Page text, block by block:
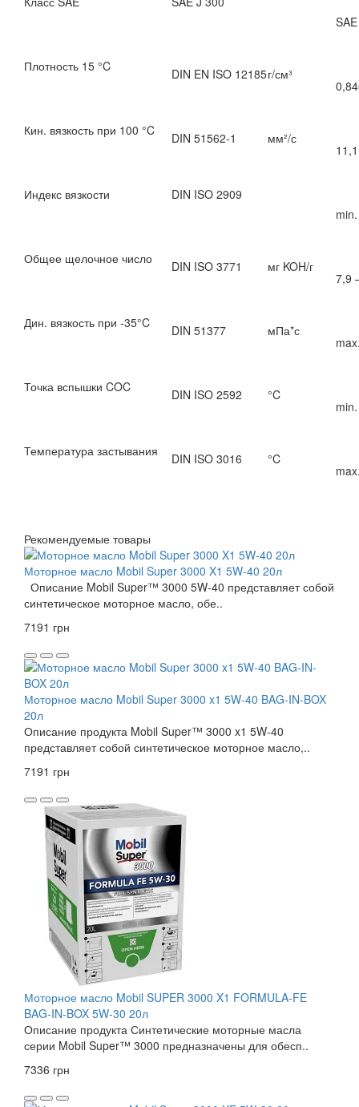
Плотность 15 °C DIN EN ISO 12185г/см³
Кин. вязкость при 100 °C DIN 51562-1 мм²/с
Индекс вязкости
DIN ISO 2909
Общее щелочное число DIN ISO 3771 мг KOH/г
7,9
Дин. вязкость при -35°C DIN 51377 мПа*с
Точка вспышки COC DIN ISO 2592 °C
Температура застывания DIN ISO 3016 °C
Рекомендуемые товары
Моторное масло Mobil Super 3000 X1 5W-40 20л
Описание Mobil Super™ 3000 5W-40 представляет собой
синтетическое моторное масло, обе..
7191 грн
Моторное масло Mobil Super 3000 x1 5W-40 BAG-IN-BOX
20л
Описание продукта Mobil Super™ 3000 x1 5W-40
представляет собой синтетическое моторное масло,..
7191 грн
Моторное масло Mobil SUPER 3000 X1 FORMULA-FE
BAG-IN-BOX 5W-30 20л
Описание продукта Синтетические моторные масла
серии Mobil Super™ 3000 предназначены для обесп..
7336 грн